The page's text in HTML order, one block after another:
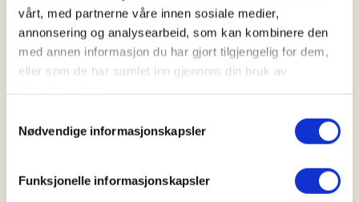
vårt, med partnerne våre innen sosiale medier,
annonsering og analysearbeid, som kan kombinere den
med annen informasjon du har gjort tilgjengelig for dem,
eller som de har samlet inn gjennom din bruk av
Nødvendige informasjonskapsler
Funksjonelle informasjonskapsler
Tid
30. Nov 2026
Kl. 18.00 - 20.00
Arrangør